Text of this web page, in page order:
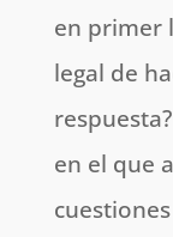
en primer
legal de
en el que